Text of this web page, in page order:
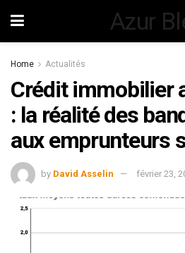
Azur
Home Actualités
Crédit immobilier
: la réalité des
aux emprunteurs
by David Asselin février 23,